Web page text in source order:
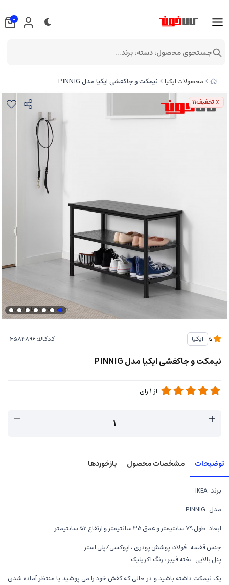
محصولات ایکیا نیمکت و جاکفشی ایکیا مدل PINNIG
٪ تخفیف11
ایکیا کدکالا:
نیمکت و جاکفشی ایکیا مدل PINNIG
از 1رای
توضیحات مشخصات محصول بازخوردها
برند : IKEA
مدل : PINNIG
ابعاد : طول 79 سانتیمتر و عمق 35 سانتیمتر و ارتفاع 52 سانتیمتر
جنس قفسه : فولاد، پوشش پودری ، اپوکسی/پلی استر
پنل بالایی : تخته فیبر ، رنگ اکریلیک
یک نیمکت داشته باشید و در حالی که کفش خود را می پوشید یا منتظر آماده شدن
0
جستجوی محصول، دسته، برند...